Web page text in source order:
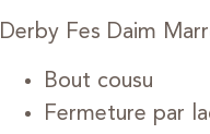
Derby Fes Daim
Bout cousu
Fermeture par